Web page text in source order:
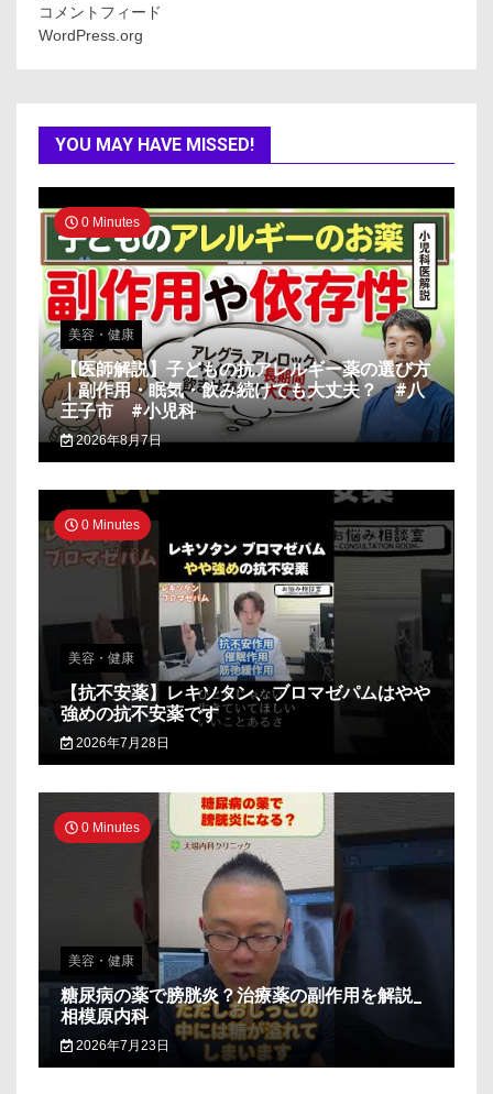
コメントフィード
WordPress.org
YOU MAY HAVE MISSED!
0 Minutes
美容・健康
【医師解説】子どもの抗アレルギー薬の選び方
｜副作用・眠気・飲み続けても大丈夫？ #八
王子市 #小児科
2026年8月7日
0 Minutes
美容・健康
【抗不安薬】レキソタン、ブロマゼパムはやや
強めの抗不安薬です
2026年7月28日
0 Minutes
美容・健康
糖尿病の薬で膀胱炎？治療薬の副作用を解説_
相模原内科
2026年7月23日